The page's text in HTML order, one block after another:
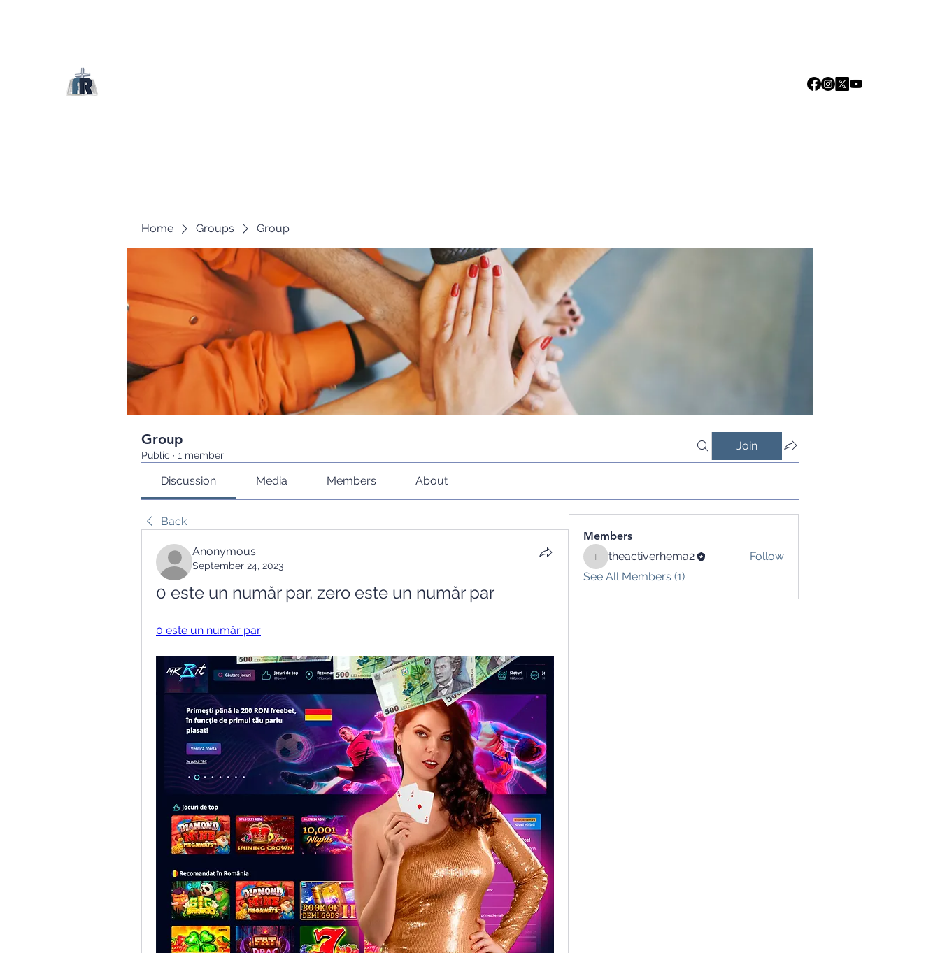
Home Groups Group
Group
Public · 1 member
Join
Discussion Media Members About
Back
Anonymous
September 24, 2023
0 este un număr par, zero este un număr par
0 este un număr par
Members
theactiverhema2
theactiverhema2
Follow
See All Members (1)